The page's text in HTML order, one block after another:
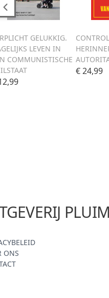
GELUKKIG.
LEVEN IN
COMMUNISTISCHE
€ 24,99
PLUIM
ONS